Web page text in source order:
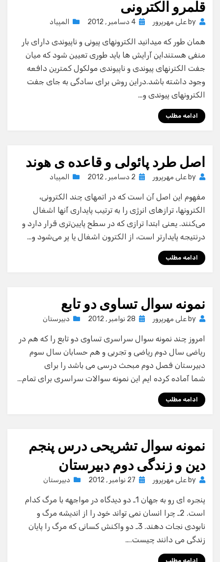
قلمرو الکترونی
by علی مهرپرور
Posted
4 دسامبر , 2012 المپیاد
همان طور که میدانید الکترونهای پیونی و ناپیوندی دارای بار
منفی هستنداین آرایش ها باید طوری تعیین شود که میان
جفت الکترنهای پیوندی و ناپیوندی مولکول کمترین دافعه
وجود داشته باشد.دراین روش برای سادگی به جای جفت
الکترونهای پیوندی و…
ادامه مطلب
اصل طرد پائولی و قاعده ی هوند
by علی مهرپرور
Posted
2 دسامبر , 2012 المپیاد
مفهوم این اصل آن است که در اتمهای چند الکترونی،
الکترونها، ترازهای انرژی را به ترتیب پایداری آنها اشغال
می‌کنند. یعنی ابتدا ترازی که در سطح پایین‌تری قرار دارد و
درنتیجه پایدارتر است، از الکترون اشغال یا پر می‌شود و…
ادامه مطلب
نمونه سوال تساوی دو تابع
by علی مهرپرور
Posted
28 نوامبر , 2012 دبیرستان
امروز چند نمونه سوال سراسری تساوی دو تابع را که هم در
ریاضی سال دوم ریاضی و تجربی و هم حسابان سال سوم
دبیرستان فصل دوم مبحث درسی می باشد را برای
شما آماده کرده ایم این نمونه سوالات سراسری برای تمام…
ادامه مطلب
نمونه سوال تشریحی درس پنجم
دین و زندگی دوم دبیرستان
by علی مهرپرور
Posted
27 نوامبر , 2012 دبیرستان
پنجره ای رو به جهان 1ـ دو دیدگاه در مواجهه با مرگ کدام
است. 2ـ چرا انسان نمی تواند خود را از اندیشه مرگ و
نابودی نجات دهند. 3ـ دو واکنش کسانی که مرگ را پایان
زندگی می دانند چیست.…
ادامه مطلب